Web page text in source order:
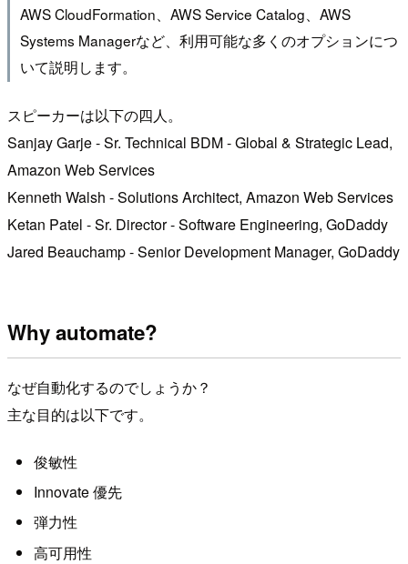
AWS CloudFormation、AWS Service Catalog、AWS
Systems Managerなど、利用可能な多くのオプションにつ
いて説明します。
スピーカーは以下の四人。
Sanjay Garje - Sr. Technical BDM - Global & Strategic Lead,
Amazon Web Services
Kenneth Walsh - Solutions Architect, Amazon Web Services
Ketan Patel - Sr. Director - Software Engineering, GoDaddy
Jared Beauchamp - Senior Development Manager, GoDaddy
Why automate?
なぜ自動化するのでしょうか？
主な目的は以下です。
俊敏性
Innovate 優先
弾力性
高可用性